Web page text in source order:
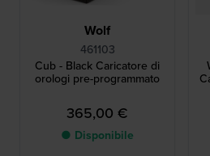
Wolf
461103
Cub - Black Caricatore di
orologi pre-programmato
365,00 €
● Disponibile